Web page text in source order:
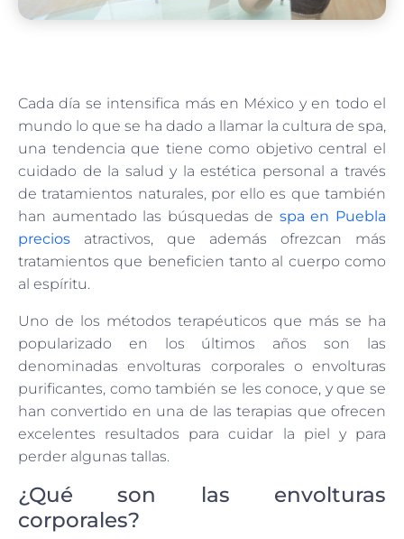
Cada día se intensifica más en México y en todo el
mundo lo que se ha dado a llamar la cultura de spa,
una tendencia que tiene como objetivo central el
cuidado de la salud y la estética personal a través
de tratamientos naturales, por ello es que también
han aumentado las búsquedas de spa en Puebla
precios atractivos, que además ofrezcan más
tratamientos que beneficien tanto al cuerpo como
al espíritu.
Uno de los métodos terapéuticos que más se ha
popularizado en los últimos años son las
denominadas envolturas corporales o envolturas
purificantes, como también se les conoce, y que se
han convertido en una de las terapias que ofrecen
excelentes resultados para cuidar la piel y para
perder algunas tallas.
¿Qué son las envolturas
corporales?